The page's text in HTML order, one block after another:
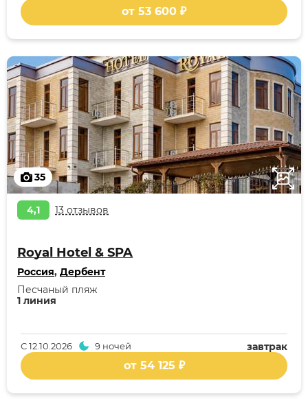
от 53 600 ₽
35
4,1 13 отзывов
Royal Hotel & SPA
Россия, Дербент
1 линия
Песчаный пляж
завтрак
С12.10.2026 9 ночей
от 54 125 ₽